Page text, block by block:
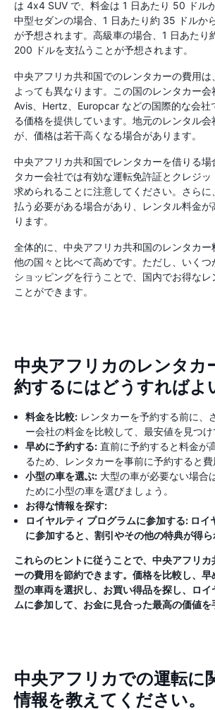
は 4x4 SUV で、料金は 1 日あたり 50 ドル
中型セダンの場合、1 日あたり約 35 ドルか
が予想されます。高級車の場合、1 日あたり
200 ドルを支払うことが予想されます。
中央アフリカ共和国でのレンタカーの費用は
よっても異なります。この国のレンタカー会
Avis、Hertz、Europcar などの国際的な会社
る価格を提供しています。地元のレンタル会
が、価格は若干高くなる場合があります。
中央アフリカ共和国でレンタカーを借りる場
タカー会社では有効な運転免許証とクレジ
求められることに注意してください。さらに
払う必要がある場合があり、レンタル料金が
ります。
全体的に、中央アフリカ共和国のレンタカ
他の国々と比べて高めです。ただし、いくつ
ショッピングを行うことで、国内でお得な
ことができます。
中央アフリカのレンタカ
約するにはどうすればよ
料金を比較: レンタカーを予約する前に、
ー会社の料金を比較して、最安値を見つけ
早めに予約する: 直前に予約すると料金が
るため、レンタカーを事前に予約すると費
小型の車を選ぶ: 大型の車が必要ない場合
ために小型の車を選びましょう。
お得な情報を探す:
ロイヤルティ プログラムに参加する: ロイ
に参加すると、割引やその他の特典が得ら
これらのヒントに従うことで、中央アフリ
ーの費用を節約できます。価格を比較し、
型の車両を選択し、お買い得品を探し、ロイ
ムに参加して、お金に見合った最高の価値を
中央アフリカでの運転に
情報を教えてください。